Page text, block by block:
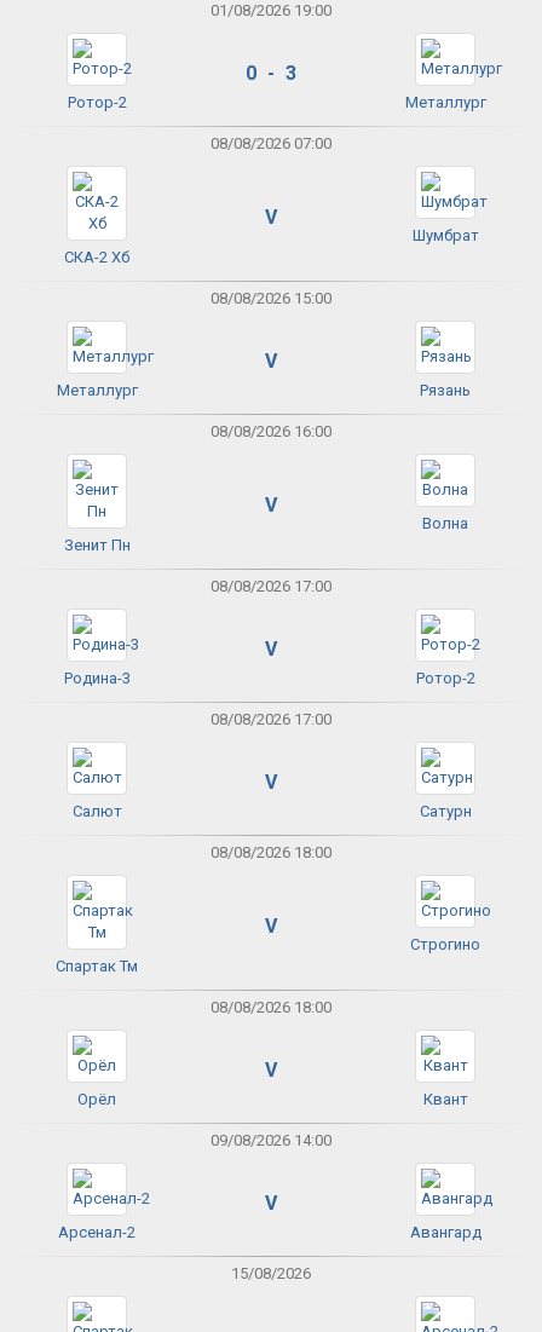
01/08/2026 19:00
Ротор-2
0 - 3
Металлург
08/08/2026 07:00
СКА-2 Хб
V
Шумбрат
08/08/2026 15:00
Металлург
V
Рязань
08/08/2026 16:00
Зенит Пн
V
Волна
08/08/2026 17:00
Родина-3
V
Ротор-2
08/08/2026 17:00
Салют
V
Сатурн
08/08/2026 18:00
Спартак Тм
V
Строгино
08/08/2026 18:00
Орёл
V
Квант
09/08/2026 14:00
Арсенал-2
V
Авангард
15/08/2026